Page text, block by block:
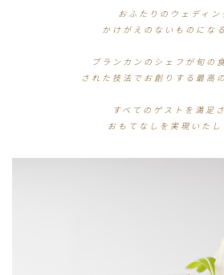
おふたりのウェディン
かけがえのないものにな
ブランカンのシェフが旬の
された技法でお創りする最高
すべてのゲストを満足
おもてなしを実現いたし